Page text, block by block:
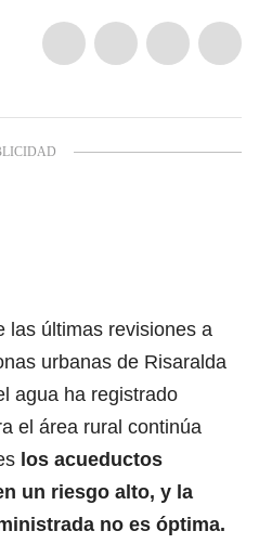
las últimas revisiones a
urbanas de Risaralda
agua ha registrado
el área rural continúa
los acueductos
un riesgo alto, y la
no es óptima.